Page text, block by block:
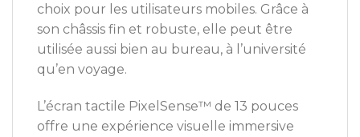
choix pour les utilisateurs mobiles. Grâce à
son châssis fin et robuste, elle peut être
utilisée aussi bien au bureau, à l’université
qu’en voyage.
L’écran tactile PixelSense™ de 13 pouces
offre une expérience visuelle immersive